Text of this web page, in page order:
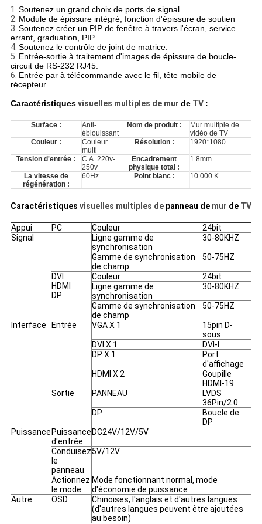
1. Soutenez un grand choix de ports de signal.
2. Module de épissure intégré, fonction d'épissure de soutien
3. Soutenez créer un PIP de fenêtre à travers l'écran, service
errant, graduation, PIP
4. Soutenez le contrôle de joint de matrice.
5. Entrée-sortie à traitement d'images de épissure de boucle-
circuit de RS-232 RJ45.
6. Entrée par à télécommande avec le fil, tête mobile de
récepteur.
Caractéristiquesvisuelles multiples de mur deTV :
Surface :
Anti-
éblouissant
Nom de produit :
Mur multiple de
vidéo de TV
Couleur :
Couleur
multi
Résolution : 1920*1080
Tension d'entrée :
C.A. 220v-
250v
Encadrement
physique total :
1.8mm
La vitesse de
régénération :
60Hz Point blanc : 10 000 K
Caractéristiques visuelles multiples de panneau demur deTV
Appui PC Couleur
24bit
Signal
Ligne gamme de
synchronisation
30-80KHZ
Gamme de synchronisation
de champ
50-75HZ
DVI
HDMI
DP
Couleur
24bit
Ligne gamme de
synchronisation
30-80KHZ
Gamme de synchronisation
de champ
50-75HZ
Interface Entrée VGA X 1
15pin D-
sous
DVI X 1
DVI-I
DP X 1
Port
d'affichage
HDMI X 2
Goupille
HDMI-19
Sortie
PANNEAU
LVDS
36Pin/2.0
DP
Boucle de
DP
Puissance Puissance
d'entrée
DC24V/12V/5V
Conduisez
le
panneau
5V/12V
Actionnez
le mode
Mode fonctionnant normal, mode
d'économie de puissance
Autre
OSD
Chinoises, l'anglais et d'autres langues
(d'autres langues peuvent être ajoutées
au besoin)